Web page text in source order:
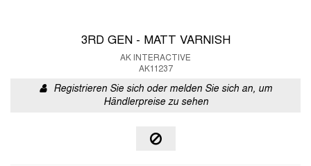
3RD GEN - MATT VARNISH
AK INTERACTIVE
AK11237
Registrieren Sie sich oder melden Sie sich an, um
Händlerpreise zu sehen